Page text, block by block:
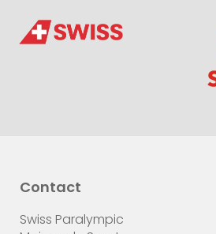
Contact
Swiss Paralympic